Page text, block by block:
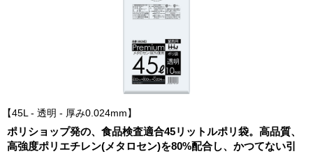
45L - 透明 - 厚み0.024mm
ポリショップ発の、食品検査適合45リットルポリ袋。高品質、
高強度ポリエチレン(メタロセン)を80%配合し、かつてない引